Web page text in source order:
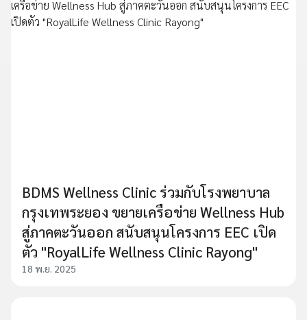
BDMS Wellness Clinic ร่วมกับโรงพยาบาล
กรุงเทพระยอง ขยายเครือข่าย Wellness Hub
สู่ภาคตะวันออก สนับสนุนโครงการ EEC เปิด
ตัว "RoyalLife Wellness Clinic Rayong"
18 พ.ย. 2025